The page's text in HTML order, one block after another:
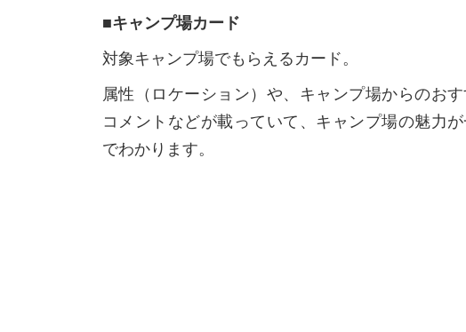
■キャンプ場カード
対象キャンプ場でもらえるカード。
属性（ロケーション）や、キャンプ場からのお
コメントなどが載っていて、キャンプ場の魅力が
でわかります。